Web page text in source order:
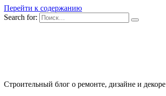
Перейти к содержанию
Search for:
Строительный блог о ремонте, дизайне и декоре